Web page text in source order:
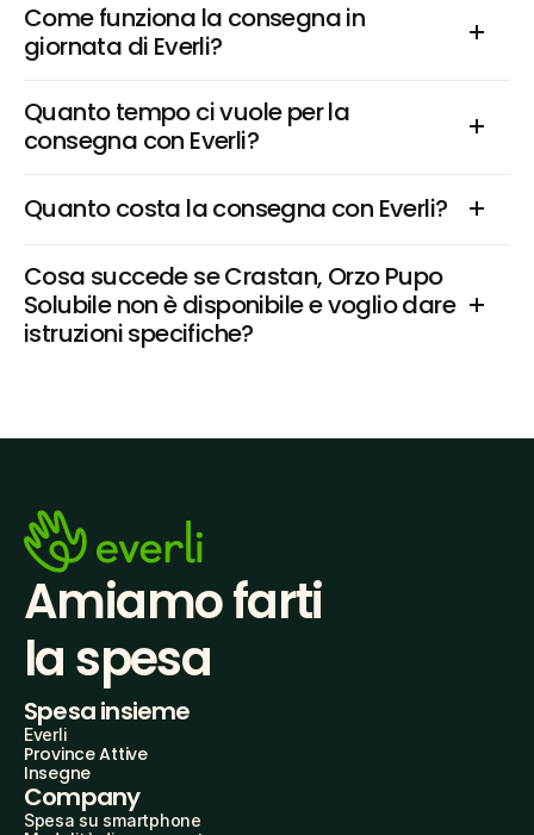
Come funziona la consegna in
giornata di Everli?
Quanto tempo ci vuole per la
consegna con Everli?
Quanto costa la consegna con Everli?
Cosa succede se Crastan, Orzo Pupo
Solubile non è disponibile e voglio dare
istruzioni specifiche?
Amiamo farti
la spesa
Spesa insieme
Everli
Province Attive
Insegne
Company
Spesa su smartphone